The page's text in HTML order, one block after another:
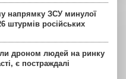
напрямку ЗСУ минулої
штурмів російських
дроном людей на ринку
є постраждалі